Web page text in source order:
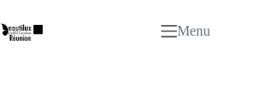
au
contenu
Menu